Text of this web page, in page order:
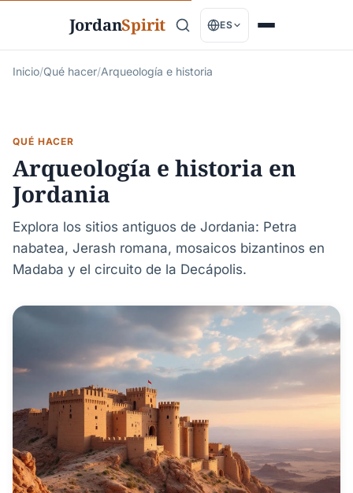
JordanSpirit ES
Inicio/Qué hacer/Arqueología e historia
QUÉ HACER
Arqueología e historia en
Jordania
Explora los sitios antiguos de Jordania: Petra
nabatea, Jerash romana, mosaicos bizantinos en
Madaba y el circuito de la Decápolis.